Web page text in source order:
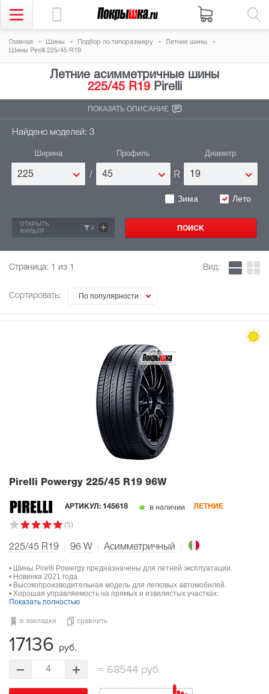
Главная Шины Подбор по типоразмеру
Летние шины
Шины Pirelli 225/45 R19
Летние асимметричные шины
225/45 R19Pirelli
ПОКАЗАТЬ ОПИСАНИЕ
Найдено моделей: 3
Ширина
225 /
Профиль
45 R
Диаметр
19
Зима Лето
ОТКРЫТЬ
ФИЛЬТР
4 +
Страница: 1 из 1
Сортировать: По популярности
Вид:
Pirelli Powergy 225/45 R19 96W
АРТИКУЛ: 145618 в наличии ЛЕТНИЕ
(5)
225/45 R19 96 W Асимметричный
• Шины Pirelli Powergy предназначены для летней эксплуатации.
• Новинка 2021 года.
• Высокопроизводительная модель для легковых автомобилей.
• Хорошая управляемость на прямых и извилистых участках.
Показать полностью
в закладки сравнить
17136 руб.
4 =68544 руб.